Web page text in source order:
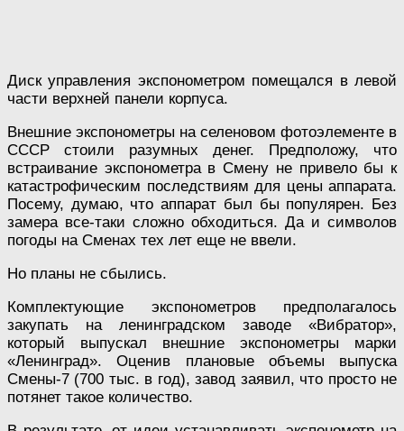
Диск управления экспонометром помещался в левой
части верхней панели корпуса.
Внешние экспонометры на селеновом фотоэлементе в
СССР стоили разумных денег. Предположу, что
встраивание экспонометра в Смену не привело бы к
катастрофическим последствиям для цены аппарата.
Посему, думаю, что аппарат был бы популярен. Без
замера все-таки сложно обходиться. Да и символов
погоды на Сменах тех лет еще не ввели.
Но планы не сбылись.
Комплектующие экспонометров предполагалось
закупать на ленинградском заводе «Вибратор»,
который выпускал внешние экспонометры марки
«Ленинград». Оценив плановые объемы выпуска
Смены-7 (700 тыс. в год), завод заявил, что просто не
потянет такое количество.